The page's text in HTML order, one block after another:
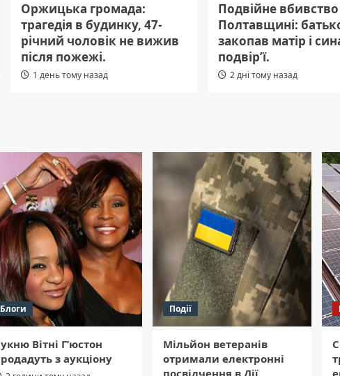
Оржицька громада:
трагедія в будинку, 47-
річний чоловік не вижив
після пожежі.
1 день тому назад
Подвійне
Полтавщині:
закопав матір і
подвір’ї.
2 дні тому назад
Блоги
Вітні Г’юстон
з аукціону
Події
Мільйон ветеранів
отримали електронні